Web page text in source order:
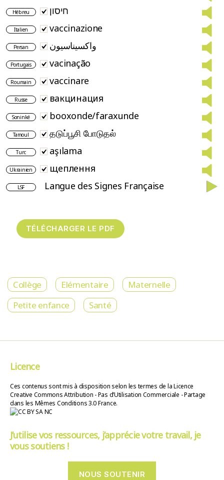
Hébreu חיסון
Italien vaccinazione
Persan واکسیناسیون
Portugais vacinação
Roumain vaccinare
Russe вакцинация
Soninké booxonde/faraxunde
Tamoul தடுப்பூசி போடுதல்
Turc aşılama
Ukrainien щеплення
LSF Langue des Signes Française
Collège Elémentaire
Maternelle
Petite enfance
Santé
Licence
Ces contenus sont mis à disposition selon les termes de la Licence
Creative Commons Attribution - Pas d’Utilisation Commerciale - Partage
dans les Mêmes Conditions 3.0 France.
J’utilise vos ressources, j’apprécie votre travail, je
vous soutiens !
NOUS SOUTENIR